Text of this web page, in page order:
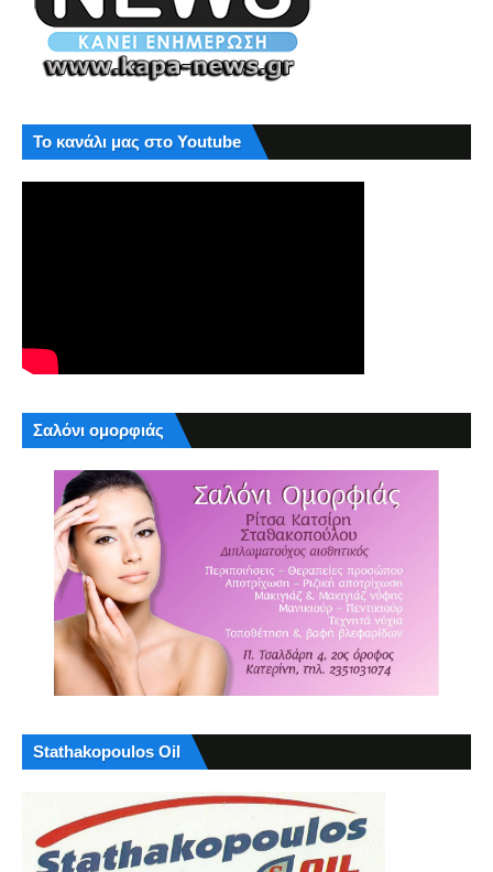
Το κανάλι μας στο Youtube
Σαλόνι ομορφιάς
Stathakopoulos Oil